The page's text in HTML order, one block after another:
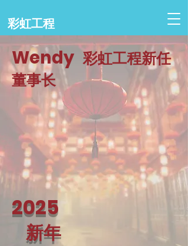
彩虹工程
Wendy 彩虹工程新任
董事长
2025
新年